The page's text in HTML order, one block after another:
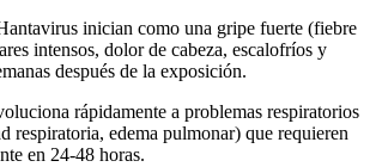
inician como una gripe fuerte (fiebre
intensos, dolor de cabeza, escalofríos y
después de la exposición.
rápidamente a problemas respiratorios
respiratoria, edema pulmonar) que requieren
en 24-48 horas.